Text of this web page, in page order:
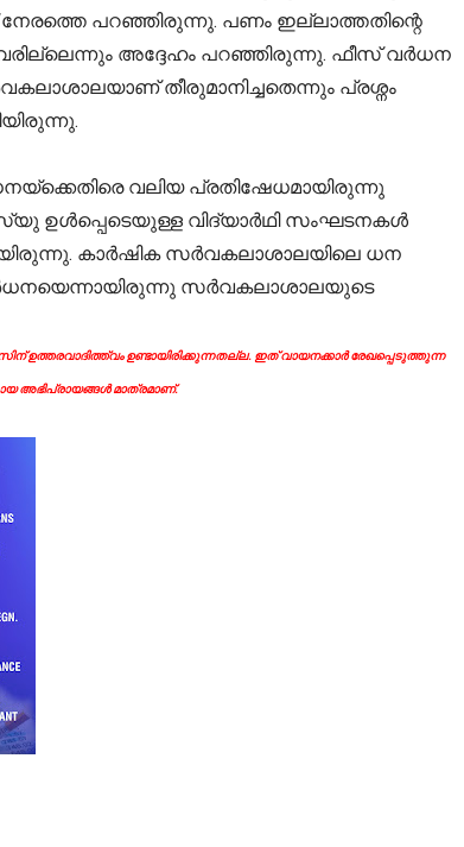
നേരത്തെ പറഞ്ഞിരുന്നു. പണം ഇല്ലാത്തതിന്റെ
വരില്ലെന്നും അദ്ദേഹം പറഞ്ഞിരുന്നു. ഫീസ് വർധന
തീരുമാനിച്ചതെന്നും പ്രശ്നം
വലിയ പ്രതിഷേധമായിരുന്നു
വിദ്യാർഥി സംഘടനകൾ
കാര്‍ഷിക സര്‍വകലാശാലയിലെ ധന
സര്‍വകലാശാലയുടെ
ഉണ്ടായിരിക്കുന്നതല്ല. ഇത് വായനക്കാർ രേഖപ്പെടുത്തുന്ന
അഭിപ്രായങ്ങൾ മാത്രമാണ്.